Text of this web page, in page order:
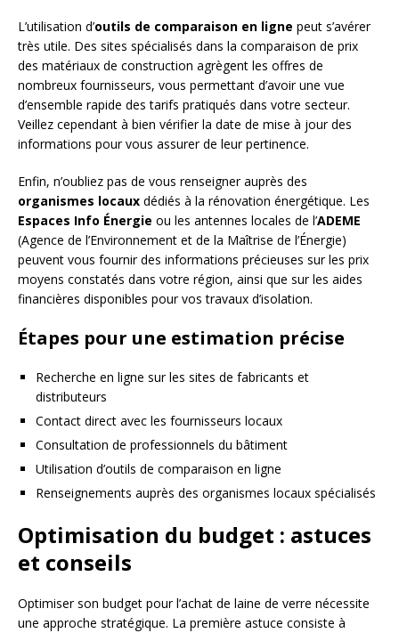
L’utilisation d’outils de comparaison en ligne peut s’avérer
très utile. Des sites spécialisés dans la comparaison de prix
des matériaux de construction agrègent les offres de
nombreux fournisseurs, vous permettant d’avoir une vue
d’ensemble rapide des tarifs pratiqués dans votre secteur.
Veillez cependant à bien vérifier la date de mise à jour des
informations pour vous assurer de leur pertinence.
Enfin, n’oubliez pas de vous renseigner auprès des
organismes locaux dédiés à la rénovation énergétique. Les
Espaces Info Énergie ou les antennes locales de l’ADEME
(Agence de l’Environnement et de la Maîtrise de l’Énergie)
peuvent vous fournir des informations précieuses sur les prix
moyens constatés dans votre région, ainsi que sur les aides
financières disponibles pour vos travaux d’isolation.
Étapes pour une estimation précise
Recherche en ligne sur les sites de fabricants et
distributeurs
Contact direct avec les fournisseurs locaux
Consultation de professionnels du bâtiment
Utilisation d’outils de comparaison en ligne
Renseignements auprès des organismes locaux spécialisés
Optimisation du budget : astuces
et conseils
Optimiser son budget pour l’achat de laine de verre nécessite
une approche stratégique. La première astuce consiste à